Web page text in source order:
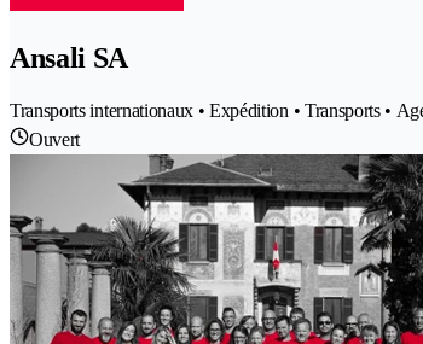
Ansali SA
Transports internationaux • Expédition • Transports •
Ouvert